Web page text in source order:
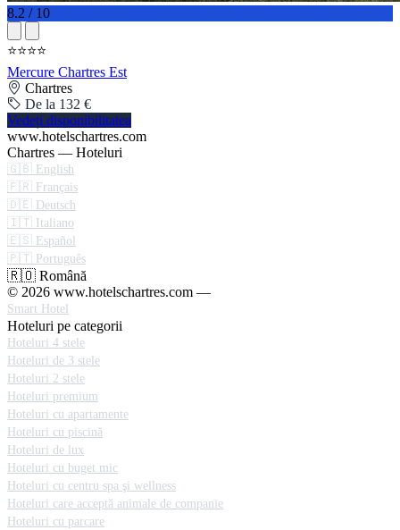
8.2 / 10
⭐⭐⭐⭐
Mercure Chartres Est
Chartres
De la 132 €
Vedeți disponibilitatea
www.hotelschartres.com
Chartres — Hoteluri
🇬🇧 English
🇫🇷 Français
🇩🇪 Deutsch
🇮🇹 Italiano
🇪🇸 Español
🇵🇹 Português
🇷🇴 Română
© 2026 www.hotelschartres.com —
Smart Hotel
Hoteluri pe categorii
Hoteluri 4 stele
Hoteluri de 3 stele
Hoteluri 2 stele
Hoteluri premium
Hoteluri cu apartamente
Hoteluri cu piscină
Hoteluri de lux
Hoteluri cu buget mic
Hoteluri cu centru spa şi wellness
Hoteluri care acceptă animale de companie
Hoteluri cu parcare